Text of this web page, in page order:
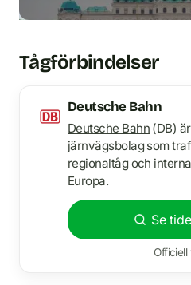
Tågförbindelser
Deutsche Bahn
Deutsche Bahn(DB)
järnvägsbolag som
regionaltåg och
Europa.
Se
Officiell